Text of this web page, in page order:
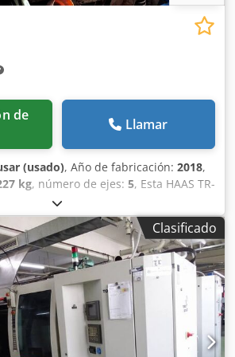
Llamar
(usado), Año de fabricación: 2018,
kg, número de ejes: 5, Esta HAAS TR-
en 2018. Cuenta con un diámetro
un giro máximo de pieza de 787 mm
de hasta 227 kg. Con una
máxima de 50°/seg y un rango de
es ideal para tareas de mecanizado
obtener capacidades de fresado de
la máquina HAAS TR-310 que
en contacto con nosotros para
sobre esta máquina. • Estado:
• Diámetro de la mesa: 310 mm
Clasificado